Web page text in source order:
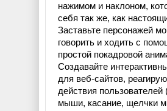
нажимом и наклоном,
себя так же, как
Заставьте персонажей
говорить и ходить с
простой покадровой
Создавайте
для веб-сайтов,
действия пользователей
мыши, касание, щелчки